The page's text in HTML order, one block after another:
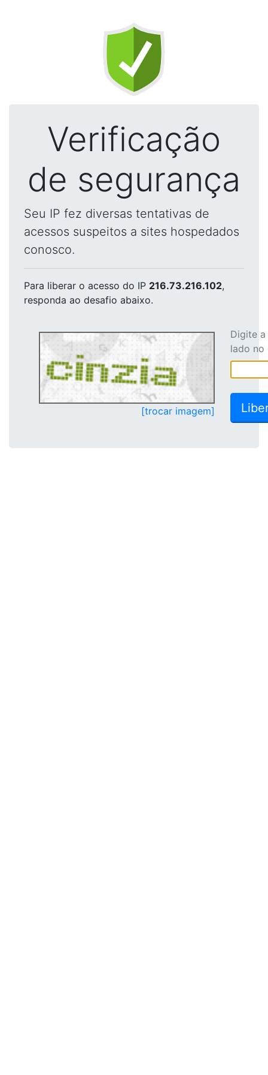
Verificação
de segurança
Seu IP fez diversas tentativas de
acessos suspeitos a sites hospedados
conosco.
Para liberar o acesso do IP 216.73.216.102,
responda ao desafio abaixo.
[trocar imagem]
Digite
lado no